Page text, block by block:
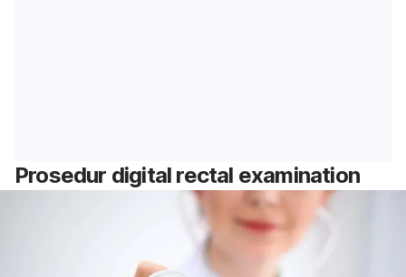
Prosedur digital rectal examination